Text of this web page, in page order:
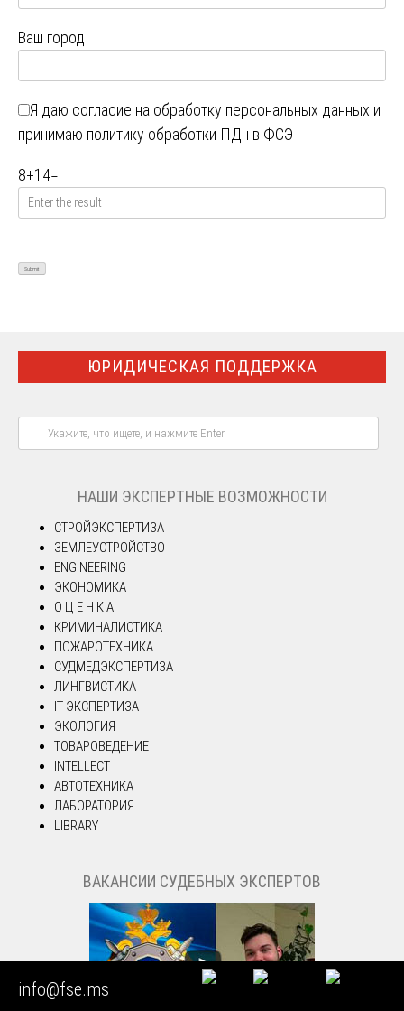
Ваш город
Я даю согласие на обработку персональных данных и
принимаю политику обработки ПДн в ФСЭ
8+14=
ЮРИДИЧЕСКАЯ ПОДДЕРЖКА
НАШИ ЭКСПЕРТНЫЕ ВОЗМОЖНОСТИ
СТРОЙЭКСПЕРТИЗА
ЗЕМЛЕУСТРОЙСТВО
ENGINEERING
ЭКОНОМИКА
О Ц Е Н К А
КРИМИНАЛИСТИКА
ПОЖАРОТЕХНИКА
СУДМЕДЭКСПЕРТИЗА
ЛИНГВИСТИКА
IT ЭКСПЕРТИЗА
ЭКОЛОГИЯ
ТОВАРОВЕДЕНИЕ
INTELLECT
АВТОТЕХНИКА
ЛАБОРАТОРИЯ
LIBRARY
ВАКАНСИИ СУДЕБНЫХ ЭКСПЕРТОВ
info@fse.ms